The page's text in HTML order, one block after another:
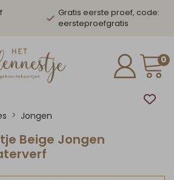
Gratis eerste proef, code:
eersteproefgratis
0
Jongen
Beige Jongen